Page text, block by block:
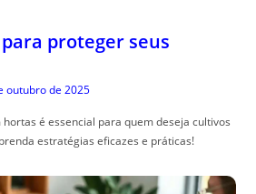
proteger seus
outubro de 2025
é essencial para quem deseja cultivos
estratégias eficazes e práticas!